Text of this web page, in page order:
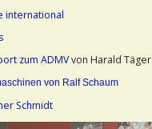
international
zum ADMVvon Harald Täger
von Ralf Schaum
Schmidt